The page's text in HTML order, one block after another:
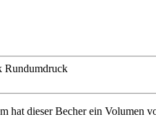
Rundumdruck
hat dieser Becher ein